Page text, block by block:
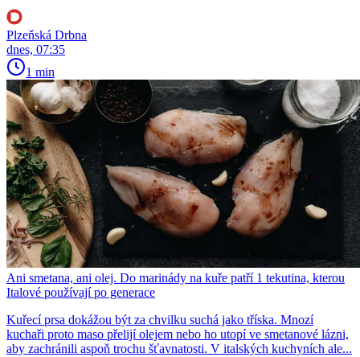
Plzeňská Drbna
dnes, 07:35
1 min
Ani smetana, ani olej. Do marinády na kuře patří 1 tekutina, kterou
Italové používají po generace
Kuřecí prsa dokážou být za chvilku suchá jako tříska. Mnozí
kuchaři proto maso přelijí olejem nebo ho utopí ve smetanové lázni,
aby zachránili aspoň trochu šťavnatosti. V italských kuchyních ale...